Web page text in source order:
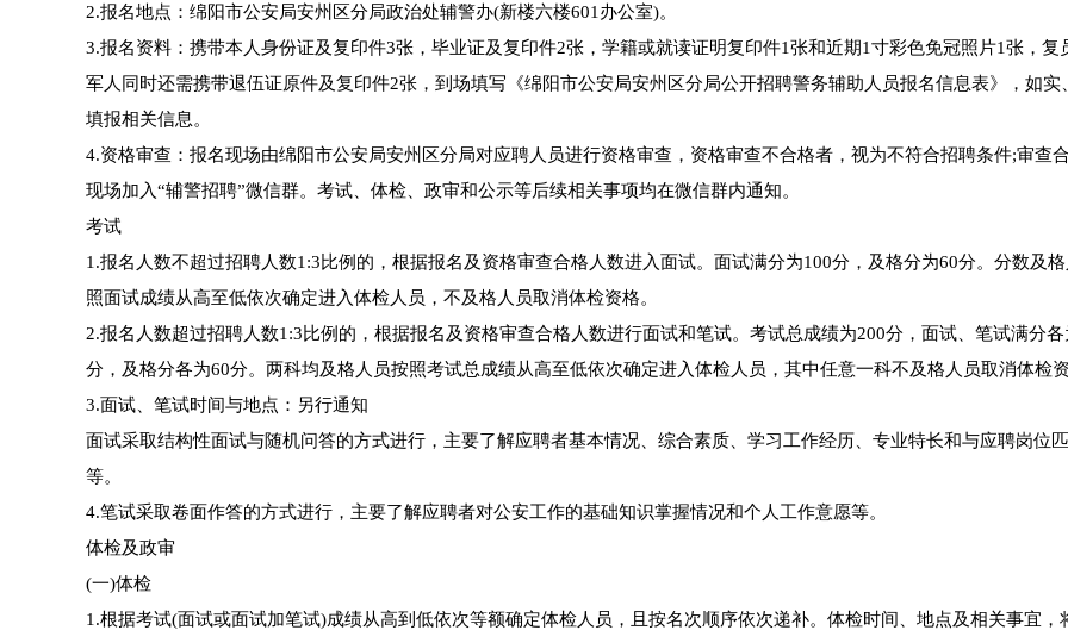
2.报名地点：绵阳市公安局安州区分局政治处辅警办(新楼六楼601办公室)。
3.报名资料：携带本人身份证及复印件3张，毕业证及复印件2张，学籍或就读证明复印件1张和近期1寸彩色免冠照片1张，复
军人同时还需携带退伍证原件及复印件2张，到场填写《绵阳市公安局安州区分局公开招聘警务辅助人员报名信息表》，如实
填报相关信息。
4.资格审查：报名现场由绵阳市公安局安州区分局对应聘人员进行资格审查，资格审查不合格者，视为不符合招聘条件;审查
现场加入“辅警招聘”微信群。考试、体检、政审和公示等后续相关事项均在微信群内通知。
考试
1.报名人数不超过招聘人数1:3比例的，根据报名及资格审查合格人数进入面试。面试满分为100分，及格分为60分。分数及
照面试成绩从高至低依次确定进入体检人员，不及格人员取消体检资格。
2.报名人数超过招聘人数1:3比例的，根据报名及资格审查合格人数进行面试和笔试。考试总成绩为200分，面试、笔试满分各
分，及格分各为60分。两科均及格人员按照考试总成绩从高至低依次确定进入体检人员，其中任意一科不及格人员取消体检
3.面试、笔试时间与地点：另行通知
面试采取结构性面试与随机问答的方式进行，主要了解应聘者基本情况、综合素质、学习工作经历、专业特长和与应聘岗位
等。
4.笔试采取卷面作答的方式进行，主要了解应聘者对公安工作的基础知识掌握情况和个人工作意愿等。
体检及政审
(一)体检
1.根据考试(面试或面试加笔试)成绩从高到低依次等额确定体检人员，且按名次顺序依次递补。体检时间、地点及相关事宜，